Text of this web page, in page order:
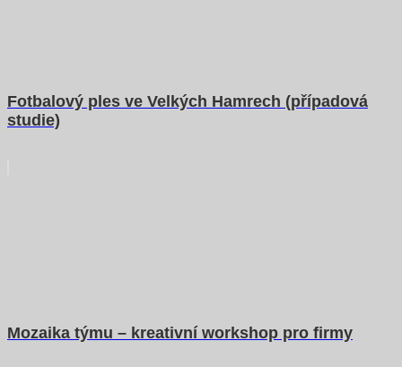
Fotbalový ples ve Velkých Hamrech (případová
studie)
Mozaika týmu – kreativní workshop pro firmy